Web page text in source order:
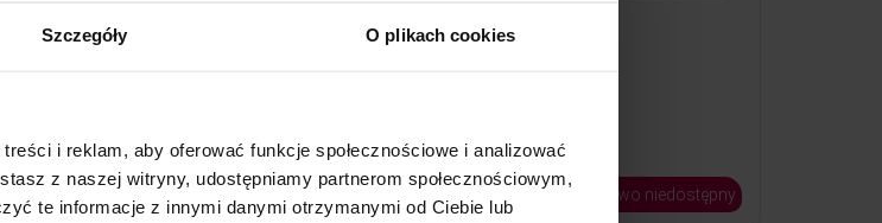
Szczegóły O plikach cookies
i reklam, aby oferować funkcje społecznościowe i analizować
z naszej witryny, udostępniamy partnerom społecznościowym,
te informacje z innymi danymi otrzymanymi od Ciebie lub
25, - zł
Kod: 7200/R4 chwilowo niedostępny